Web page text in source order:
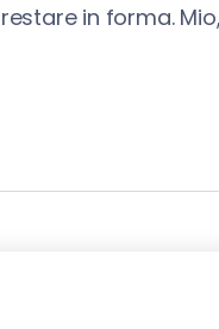
in forma.